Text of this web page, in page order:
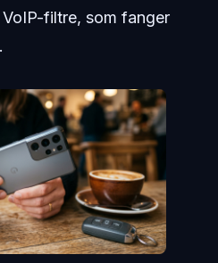
filtre, som fanger